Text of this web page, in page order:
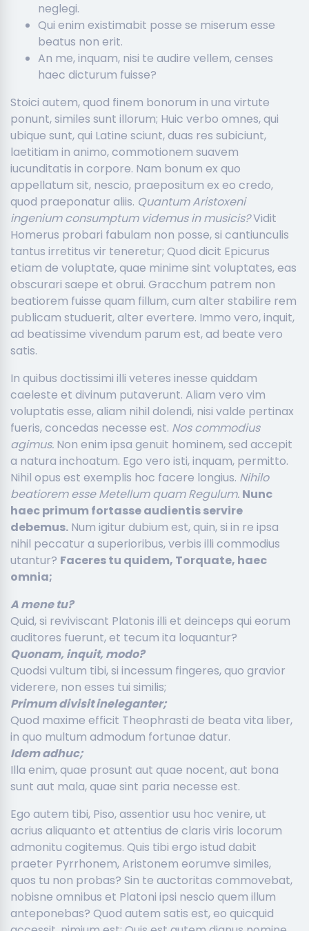
neglegi.
Qui enim existimabit posse se miserum esse
beatus non erit.
An me, inquam, nisi te audire vellem, censes
haec dicturum fuisse?
Stoici autem, quod finem bonorum in una virtute
ponunt, similes sunt illorum; Huic verbo omnes, qui
ubique sunt, qui Latine sciunt, duas res subiciunt,
laetitiam in animo, commotionem suavem
iucunditatis in corpore. Nam bonum ex quo
appellatum sit, nescio, praepositum ex eo credo,
quod praeponatur aliis. Quantum Aristoxeni
ingenium consumptum videmus in musicis?Vidit
Homerus probari fabulam non posse, si cantiunculis
tantus irretitus vir teneretur; Quod dicit Epicurus
etiam de voluptate, quae minime sint voluptates, eas
obscurari saepe et obrui. Gracchum patrem non
beatiorem fuisse quam fillum, cum alter stabilire rem
publicam studuerit, alter evertere. Immo vero, inquit,
ad beatissime vivendum parum est, ad beate vero
satis.
In quibus doctissimi illi veteres inesse quiddam
caeleste et divinum putaverunt. Aliam vero vim
voluptatis esse, aliam nihil dolendi, nisi valde pertinax
fueris, concedas necesse est. Nos commodius
agimus. Non enim ipsa genuit hominem, sed accepit
a natura inchoatum. Ego vero isti, inquam, permitto.
Nihil opus est exemplis hoc facere longius. Nihilo
beatiorem esse Metellum quam Regulum. Nunc
haec primum fortasse audientis servire
debemus. Num igitur dubium est, quin, si in re ipsa
nihil peccatur a superioribus, verbis illi commodius
utantur? Faceres tu quidem, Torquate, haec
omnia;
A mene tu?
Quid, si reviviscant Platonis illi et deinceps qui eorum
auditores fuerunt, et tecum ita loquantur?
Quonam, inquit, modo?
Quodsi vultum tibi, si incessum fingeres, quo gravior
viderere, non esses tui similis;
Primum divisit ineleganter;
Quod maxime efficit Theophrasti de beata vita liber,
in quo multum admodum fortunae datur.
Idem adhuc;
Illa enim, quae prosunt aut quae nocent, aut bona
sunt aut mala, quae sint paria necesse est.
Ego autem tibi, Piso, assentior usu hoc venire, ut
acrius aliquanto et attentius de claris viris locorum
admonitu cogitemus. Quis tibi ergo istud dabit
praeter Pyrrhonem, Aristonem eorumve similes,
quos tu non probas? Sin te auctoritas commovebat,
nobisne omnibus et Platoni ipsi nescio quem illum
anteponebas? Quod autem satis est, eo quicquid